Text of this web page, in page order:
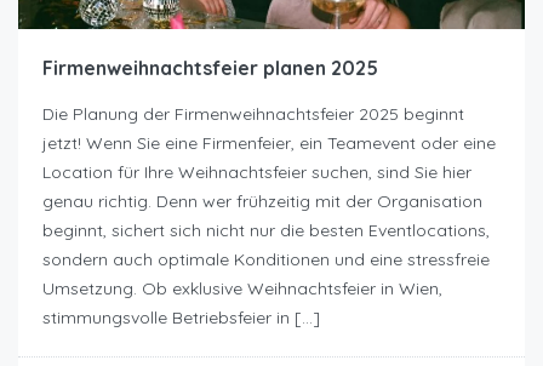
Firmenweihnachtsfeier planen 2025
Die Planung der Firmenweihnachtsfeier 2025 beginnt
jetzt! Wenn Sie eine Firmenfeier, ein Teamevent oder eine
Location für Ihre Weihnachtsfeier suchen, sind Sie hier
genau richtig. Denn wer frühzeitig mit der Organisation
beginnt, sichert sich nicht nur die besten Eventlocations,
sondern auch optimale Konditionen und eine stressfreie
Umsetzung. Ob exklusive Weihnachtsfeier in Wien,
stimmungsvolle Betriebsfeier in […]